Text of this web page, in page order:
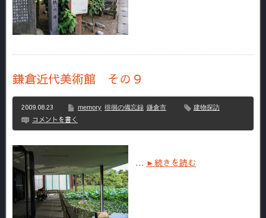
鎌倉近代美術館 その９
2009.08.23 memory 徘徊の備忘録 鎌倉市 建物探訪
コメントを書く
… ►続きを読む